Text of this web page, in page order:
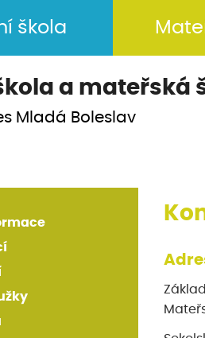
škola
a mateřská
Mladá Boleslav